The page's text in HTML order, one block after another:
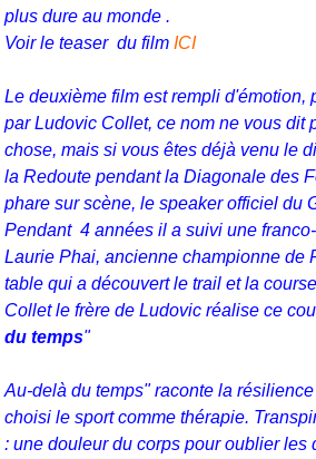
plus dure au monde .
Voir le teaser du film ICI
Le deuxième film est rempli d'émotion,
par Ludovic Collet, ce nom ne vous dit
chose, mais si vous êtes déjà venu le
la Redoute pendant la Diagonale des
phare sur scène, le speaker officiel du
Pendant 4 années il a suivi une
Laurie Phai, ancienne championne de
table qui a découvert le trail et la
Collet le frère de Ludovic réalise ce
du temps"
Au-delà du temps" raconte la résilience
choisi le sport comme thérapie.
: une douleur du corps pour oublier